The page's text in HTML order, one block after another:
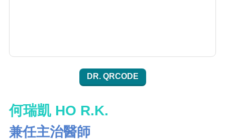
DR. QRCODE
何瑞凱 HO R.K.
兼任主治醫師